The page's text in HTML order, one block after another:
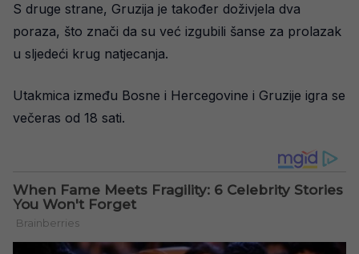
S druge strane, Gruzija je također doživjela dva
poraza, što znači da su već izgubili šanse za prolazak
u sljedeći krug natjecanja.
Utakmica između Bosne i Hercegovine i Gruzije igra se
večeras od 18 sati.